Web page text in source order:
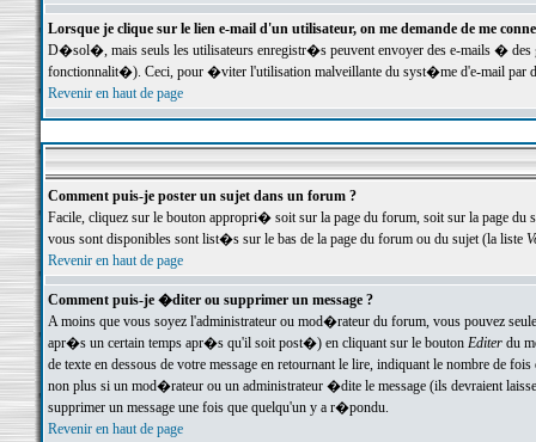
Lorsque je clique sur le lien e-mail d'un utilisateur, on me demande de me
D�sol�, mais seuls les utilisateurs enregistr�s peuvent envoyer des e-mails �
fonctionnalit�). Ceci, pour �viter l'utilisation malveillante du syst�me d'e-mail par
Revenir en haut de page
Comment puis-je poster un sujet dans un forum ?
Facile, cliquez sur le bouton appropri� soit sur la page du forum, soit sur la page du
vous sont disponibles sont list�s sur le bas de la page du forum ou du sujet (la liste
Revenir en haut de page
Comment puis-je �diter ou supprimer un message ?
A moins que vous soyez l'administrateur ou mod�rateur du forum, vous pouvez
apr�s un certain temps apr�s qu'il soit post�) en cliquant sur le bouton Editerdu
de texte en dessous de votre message en retournant le lire, indiquant le nombre
non plus si un mod�rateur ou un administrateur �dite le message (ils devraient
supprimer un message une fois que quelqu'un y a r�pondu.
Revenir en haut de page